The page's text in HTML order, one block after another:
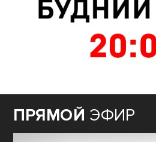
ПРЯМОЙ ЭФИР